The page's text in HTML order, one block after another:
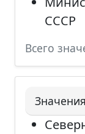
СССР
Всего